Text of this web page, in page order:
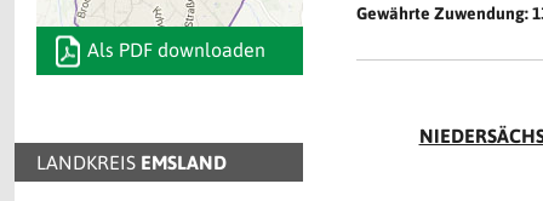
Als PDF downloaden
LANDKREIS EMSLAND
Gewährte Zuwendung: